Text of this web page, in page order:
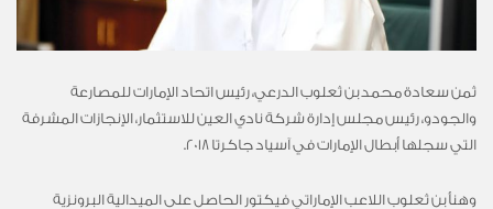
ثمن سعادة محمد بن ثعلوب الدرعي، رئيس اتحاد الإمارات للمصارعة
والجودو، رئيس مجلس إدارة شركة نادي العين للاستثمار، الإنجازات المشرفة
التي سجلها أبطال الإمارات في آسياد جاكرتا 2018.
وهنأ بن ثعلوب اللاعب الإماراتي فيكتور الحاصل على الميدالية البرونزية